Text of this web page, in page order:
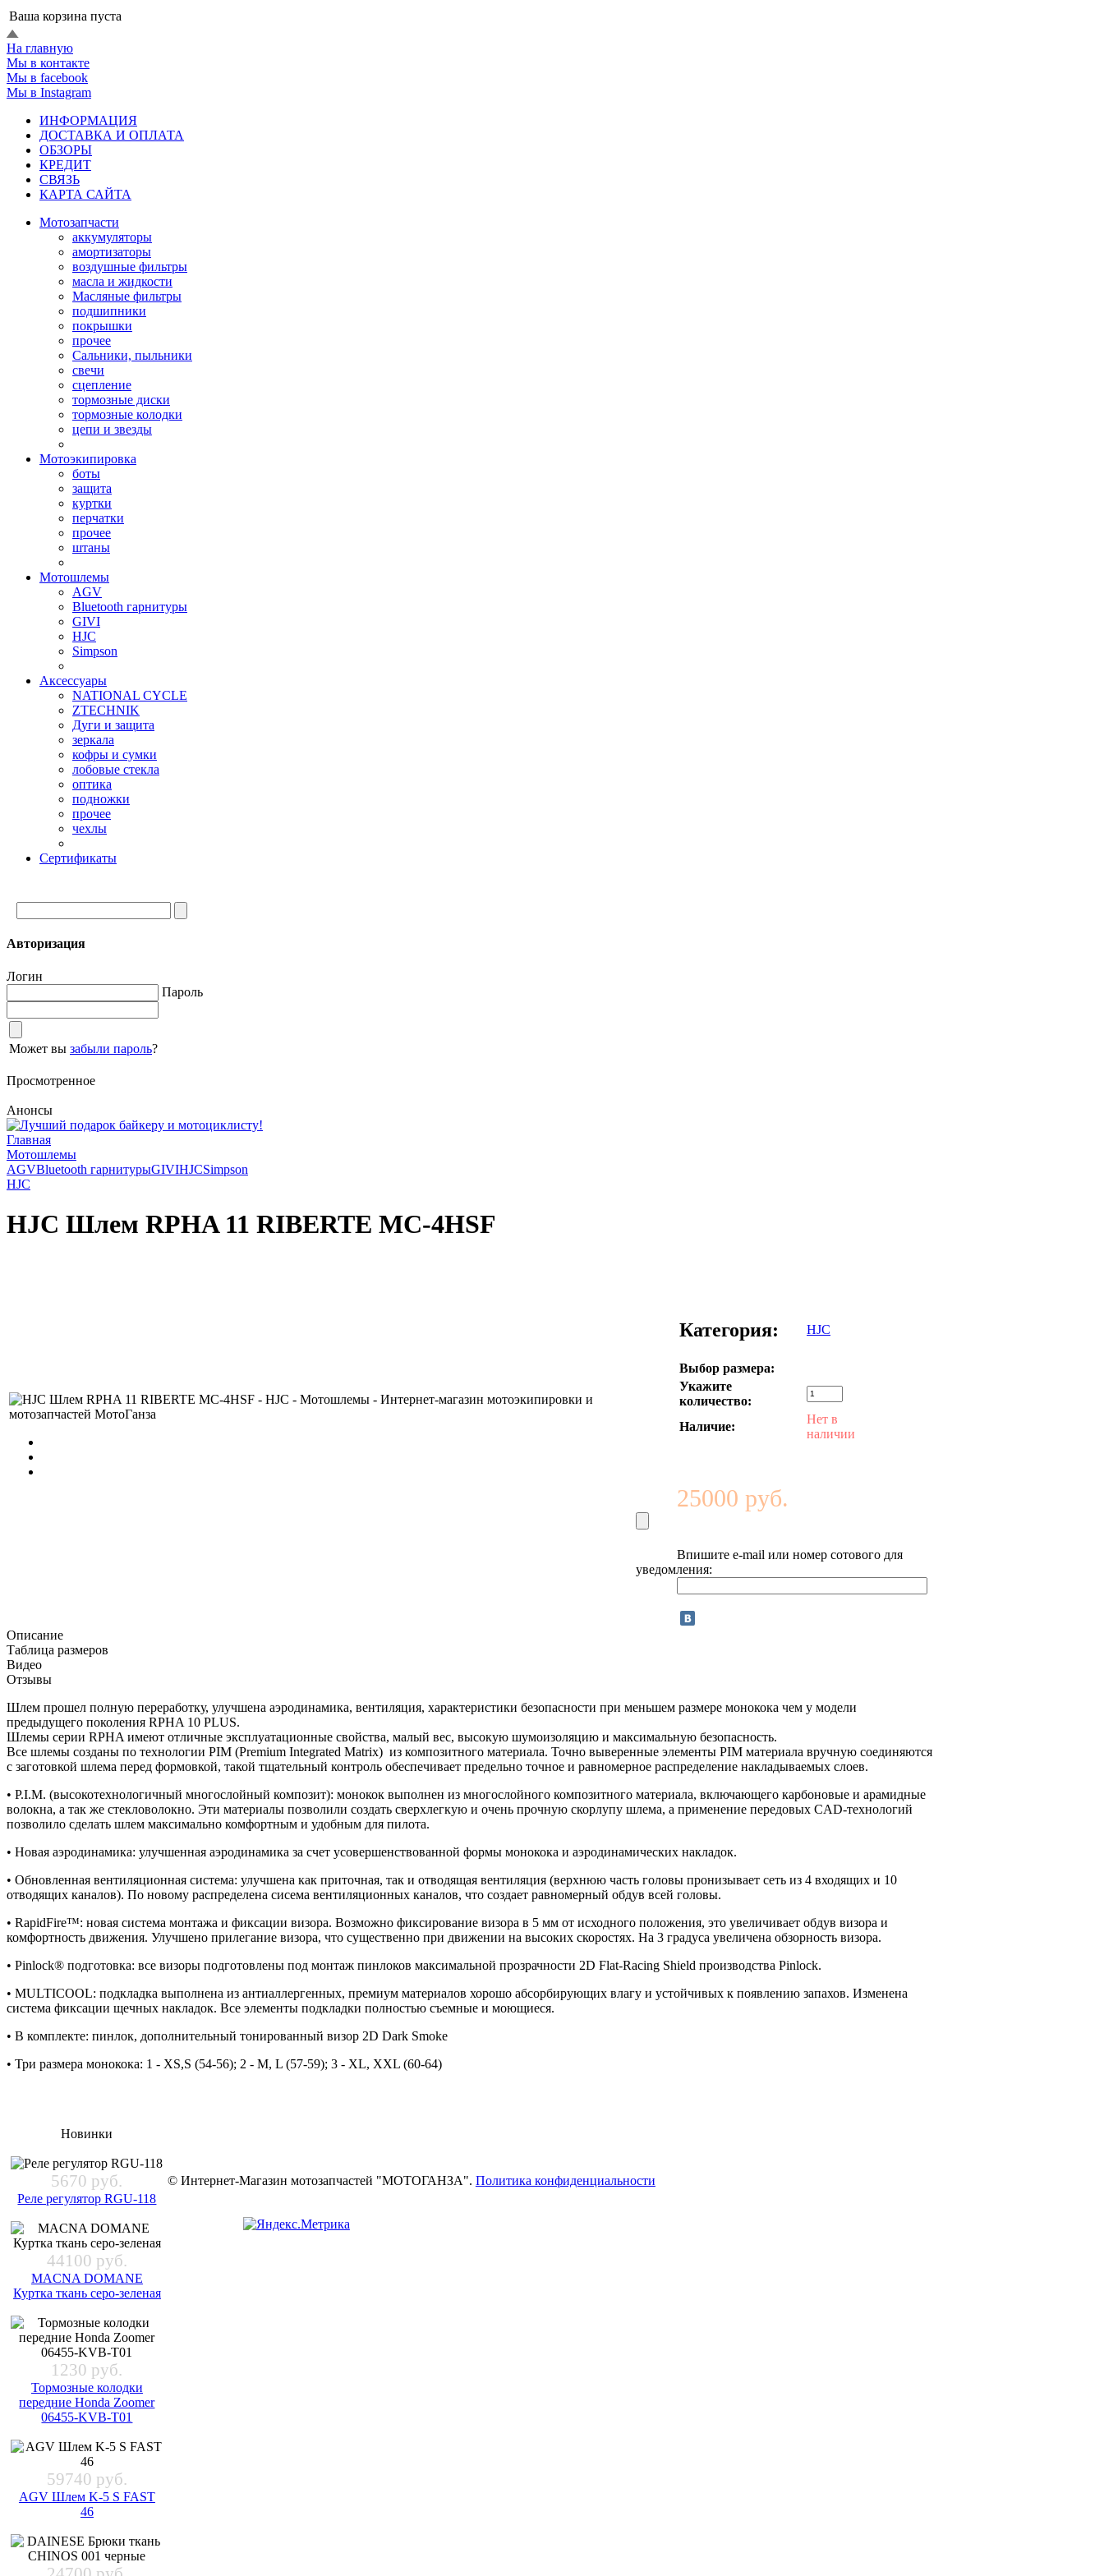
Ваша корзина пуста
На главную
Мы в контакте
Мы в facebook
Мы в Instagram
ИНФОРМАЦИЯ
ДОСТАВКА И ОПЛАТА
ОБЗОРЫ
КРЕДИТ
СВЯЗЬ
КАРТА САЙТА
Мотозапчасти
аккумуляторы
амортизаторы
воздушные фильтры
масла и жидкости
Масляные фильтры
подшипники
покрышки
прочее
Сальники, пыльники
свечи
сцепление
тормозные диски
тормозные колодки
цепи и звезды
Мотоэкипировка
боты
защита
куртки
перчатки
прочее
штаны
Мотошлемы
AGV
Bluetooth гарнитуры
GIVI
HJC
Simpson
Аксессуары
NATIONAL CYCLE
ZTECHNIK
Дуги и защита
зеркала
кофры и сумки
лобовые стекла
оптика
подножки
прочее
чехлы
Сертификаты
Авторизация
Логин
Пароль
Может вы забыли пароль?
Просмотренное
Анонсы
Главная
Мотошлемы
AGVBluetooth гарнитурыGIVIHJCSimpson
HJC
HJC Шлем RPHA 11 RIBERTE MC-4HSF
Категория: HJC
Выбор размера:
Укажите
количество:
Наличие:
Нет в
наличии
25000 руб.
Впишите e-mail или номер сотового для
уведомления:
Описание
Таблица размеров
Видео
Отзывы
Шлем прошел полную переработку, улучшена аэродинамика, вентиляция, характеристики безопасности при меньшем размере монокока чем у модели
предыдущего поколения RPHA 10 PLUS.
Шлемы серии RPHA имеют отличные эксплуатационные свойства, малый вес, высокую шумоизоляцию и максимальную безопасность.
Все шлемы созданы по технологии PIM (Premium Integrated Matrix) из композитного материала. Точно выверенные элементы PIM материала вручную соединяются
с заготовкой шлема перед формовкой, такой тщательный контроль обеспечивает предельно точное и равномерное распределение накладываемых слоев.
• P.I.M. (высокотехнологичный многослойный композит): монокок выполнен из многослойного композитного материала, включающего карбоновые и арамидные
волокна, а так же стекловолокно. Эти материалы позволили создать сверхлегкую и очень прочную скорлупу шлема, а применение передовых CAD-технологий
позволило сделать шлем максимально комфортным и удобным для пилота.
• Новая аэродинамика: улучшенная аэродинамика за счет усовершенствованной формы монокока и аэродинамических накладок.
• Обновленная вентиляционная система: улучшена как приточная, так и отводящая вентиляция (верхнюю часть головы пронизывает сеть из 4 входящих и 10
отводящих каналов). По новому распределена сисема вентиляционных каналов, что создает равномерный обдув всей головы.
• RapidFire™: новая система монтажа и фиксации визора. Возможно фиксирование визора в 5 мм от исходного положения, это увеличивает обдув визора и
комфортность движения. Улучшено прилегание визора, что существенно при движении на высоких скоростях. На 3 градуса увеличена обзорность визора.
• Pinlock® подготовка: все визоры подготовлены под монтаж пинлоков максимальной прозрачности 2D Flat-Racing Shield производства Pinlock.
• MULTICOOL: подкладка выполнена из антиаллергенных, премиум материалов хорошо абсорбирующих влагу и устойчивых к появлению запахов. Изменена
система фиксации щечных накладок. Все элементы подкладки полностью съемные и моющиеся.
• В комплекте: пинлок, дополнительный тонированный визор 2D Dark Smoke
• Три размера монокока: 1 - XS,S (54-56); 2 - M, L (57-59); 3 - XL, XXL (60-64)
Новинки
5670 руб.
Реле регулятор RGU-118
44100 руб.
MACNA DOMANE
Куртка ткань серо-зеленая
1230 руб.
Тормозные колодки
передние Honda Zoomer
06455-KVB-T01
59740 руб.
AGV Шлем K-5 S FAST
46
© Интернет-Магазин мотозапчастей "МОТОГАНЗА". Политика конфиденциальности